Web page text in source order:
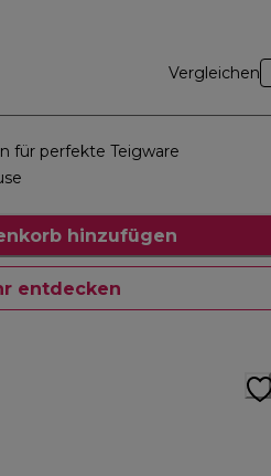
Vergleichen
für perfekte Teigware
hinzufügen
entdecken